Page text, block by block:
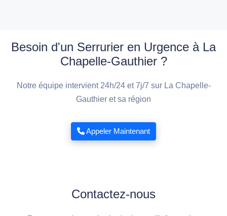
Besoin d'un Serrurier en Urgence à La
Chapelle-Gauthier ?
Notre équipe intervient 24h/24 et 7j/7 sur La Chapelle-
Gauthier et sa région
Appeler Maintenant
Contactez-nous